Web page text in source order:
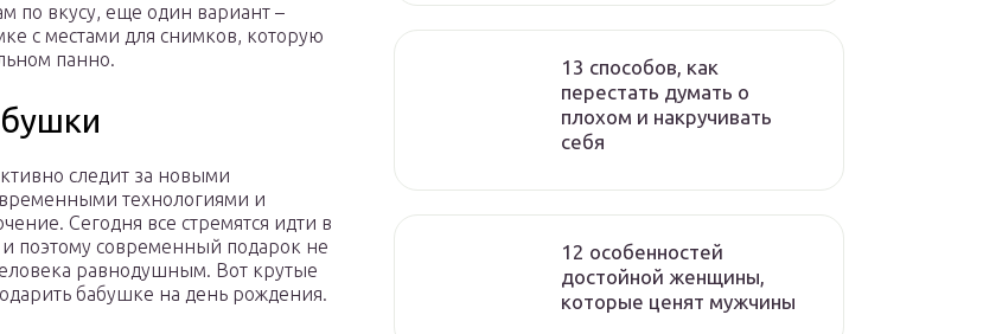
по вкусу, еще один вариант –
с местами для снимков, которую
панно.
следит за новыми
технологиями и
Сегодня все стремятся идти в
поэтому современный подарок не
равнодушным. Вот крутые
бабушке на день рождения.
13 способов, как
перестать думать о
плохом и накручивать
себя
12 особенностей
достойной женщины,
которые ценят мужчины